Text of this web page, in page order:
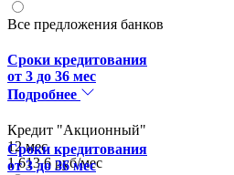
Все предложения банков
Сроки кредитования
от 3 до 36 мес
Подробнее
Кредит "Акционный"
12 мес
1 613,6 руб/мес
Сроки кредитования
от 3 до 36 мес